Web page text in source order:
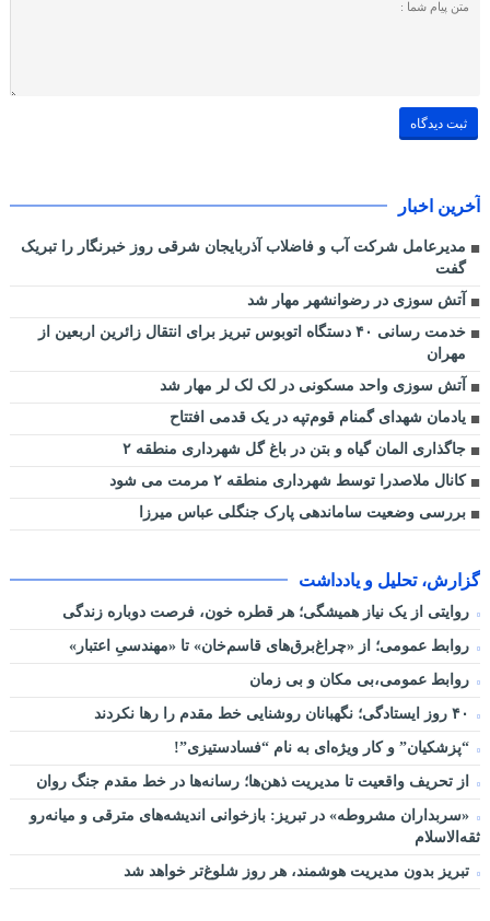
آخرین اخبار
مدیرعامل شرکت آب و فاضلاب آذربایجان شرقی روز خبرنگار را تبریک
گفت
آتش سوزی در رضوانشهر مهار شد
خدمت رسانی ۴۰ دستگاه اتوبوس تبریز برای انتقال زائرین اربعین از
مهران
آتش سوزی واحد مسکونی در لک لک لر مهار شد
یادمان شهدای گمنام قوم‌تپه در یک قدمی افتتاح
جاگذاری المان گیاه و بتن در باغ گل شهرداری منطقه ۲
کانال ملاصدرا توسط شهرداری منطقه ۲ مرمت می شود
بررسی وضعیت ساماندهی پارک جنگلی عباس میرزا
گزارش، تحلیل و یادداشت
روایتی از یک نیاز همیشگی؛ هر قطره خون، فرصت دوباره زندگی
روابط عمومی؛ از «چراغ‌برق‌های قاسم‌خان» تا «مهندسیِ اعتبار»
روابط عمومی،بی مکان و بی زمان
“پزشکیان” و کار ویژه‌ای به نام “فسادستیزی”!
از تحریف واقعیت تا مدیریت ذهن‌ها؛ رسانه‌ها در خط مقدم جنگ روان
«سربداران مشروطه» در تبریز: بازخوانی اندیشه‌های مترقی و میانه‌رو
ثقه‌الاسلام
تبریز بدون مدیریت هوشمند، هر روز شلوغ‌تر خواهد شد